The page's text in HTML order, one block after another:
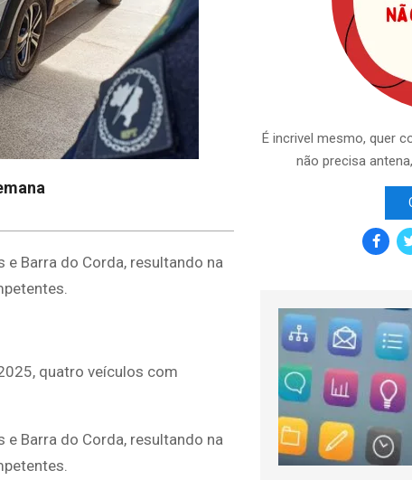
Barra do Corda, resultando na
quatro veículos com
Barra do Corda, resultando na
É incrivel mesmo, quer
não precisa